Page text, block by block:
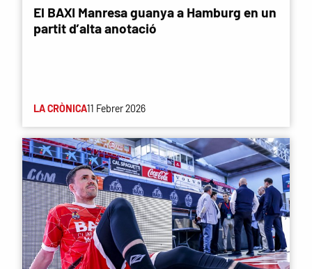
El BAXI Manresa guanya a Hamburg en un
partit d’alta anotació
LA CRÒNICA11 Febrer 2026